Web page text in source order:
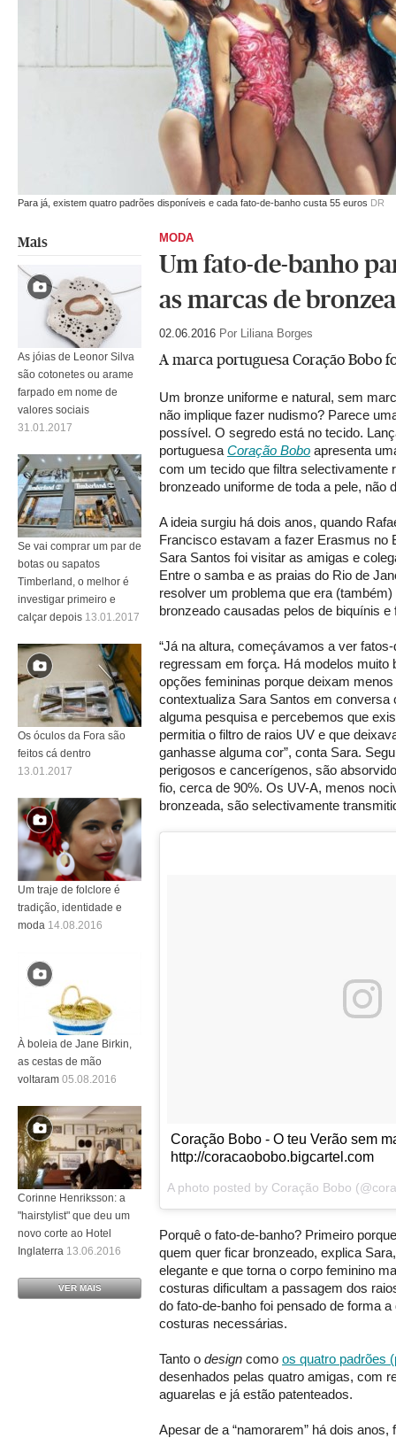
Para já, existem quatro padrões disponíveis e cada fato-de-banho custa 55 euros DR
MODA
Um fato-de-banho
as marcas de
02.06.2016 Por Liliana Borges
A marca portuguesa Coração Bobo
Um bronze uniforme e natural, sem
não implique fazer nudismo? Parece
possível. O segredo está no tecido.
portuguesa Coração Bobo apresenta
com um tecido que filtra selectivamente
bronzeado uniforme de toda a pele, não
A ideia surgiu há dois anos, quando
Francisco estavam a fazer Erasmus no
Sara Santos foi visitar as amigas e
Entre o samba e as praias do Rio de
resolver um problema que era
bronzeado causadas pelos de biquínis e
“Já na altura, começávamos a ver
regressam em força. Há modelos muito
opções femininas porque deixam menos
contextualiza Sara Santos em conversa
alguma pesquisa e percebemos que
permitia o filtro de raios UV e que
ganhasse alguma cor”, conta Sara.
perigosos e cancerígenos, são
fio, cerca de 90%. Os UV-A, menos
bronzeada, são selectivamente
Coração Bobo - O teu Verão sem
http://coracaobobo.bigcartel.com
A photo posted by Coração Bobo
Porquê o fato-de-banho? Primeiro
quem quer ficar bronzeado, explica
elegante e que torna o corpo feminino
costuras dificultam a passagem dos
do fato-de-banho foi pensado de forma
costuras necessárias.
Tanto o design como os quatro padrões
desenhados pelas quatro amigas, com
aguarelas e já estão patenteados.
Apesar de a “namorarem” há dois
Mais
As jóias de Leonor Silva
são cotonetes ou arame
farpado em nome de
valores sociais
31.01.2017
Se vai comprar um par de
botas ou sapatos
Timberland, o melhor é
investigar primeiro e
calçar depois 13.01.2017
Os óculos da Fora são
feitos cá dentro
13.01.2017
Um traje de folclore é
tradição, identidade e
moda 14.08.2016
À boleia de Jane Birkin,
as cestas de mão
voltaram 05.08.2016
Corinne Henriksson: a
"hairstylist" que deu um
novo corte ao Hotel
Inglaterra 13.06.2016
VER MAIS